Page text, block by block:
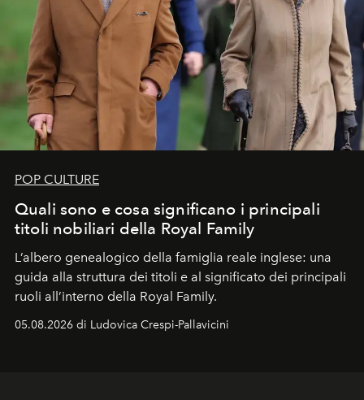
POP CULTURE
Quali sono e cosa significano i principali
titoli nobiliari della Royal Family
L’albero genealogico della famiglia reale inglese: una
guida alla struttura dei titoli e al significato dei principali
ruoli all’interno della Royal Family.
05.08.2026 di Ludovica Crespi-Pallavicini